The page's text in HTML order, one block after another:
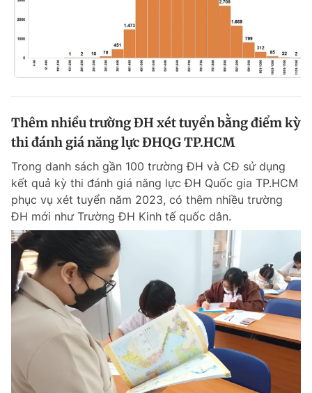
Thêm nhiều trường ĐH xét tuyển bằng điểm kỳ
thi đánh giá năng lực ĐHQG TP.HCM
Trong danh sách gần 100 trường ĐH và CĐ sử dụng
kết quả kỳ thi đánh giá năng lực ĐH Quốc gia TP.HCM
phục vụ xét tuyển năm 2023, có thêm nhiều trường
ĐH mới như Trường ĐH Kinh tế quốc dân.